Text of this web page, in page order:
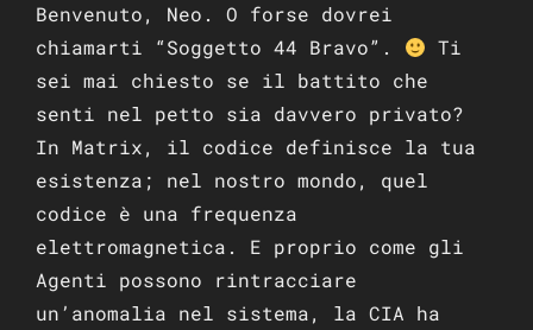
Benvenuto, Neo. O forse dovrei
chiamarti “Soggetto 44 Bravo”.
Ti
sei mai chiesto se il battito che
senti nel petto sia davvero privato?
In Matrix, il codice definisce la tua
esistenza; nel nostro mondo, quel
codice è una frequenza
elettromagnetica. E proprio come gli
Agenti possono rintracciare
un’anomalia nel sistema, la CIA ha